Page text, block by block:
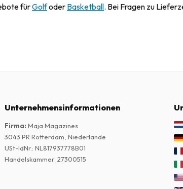
fürGolfoder Basketball. Bei Fragen zu
Unternehmensinformationen
Firma: Maja Magazines
3043 PR Rotterdam, Niederlande
USt-IdNr.: NL817937778B01
Handelskammer: 27300515